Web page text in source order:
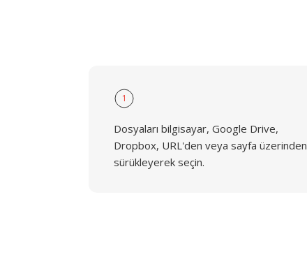
1
Dosyaları bilgisayar, Google Drive,
Dropbox, URL'den veya sayfa üzerinden
sürükleyerek seçin.